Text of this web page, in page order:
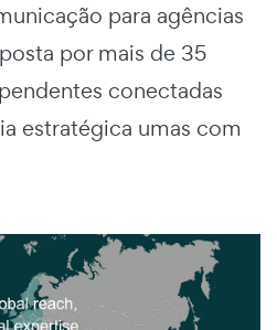
para agências
por mais de 35
conectadas
estratégica umas com